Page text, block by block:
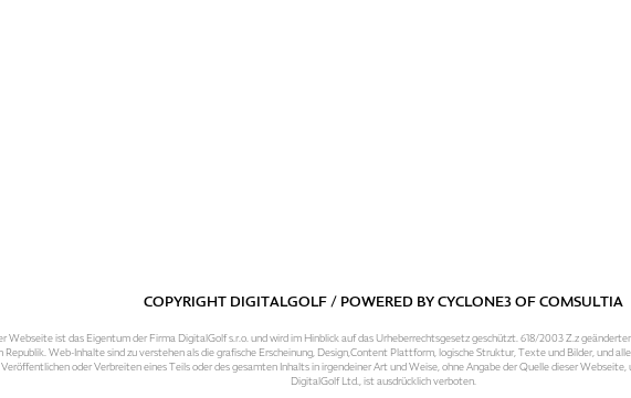
COPYRIGHT DIGITALGOLF / POWERED BYCYCLONE3OFCOMSULTIA
Webseite ist das Eigentum der Firma DigitalGolf s.r.o. und wird im Hinblick auf das Urheberrechtsgesetz geschützt. 618/2003 Z.z
Republik. Web-Inhalte sind zu verstehen als die grafische Erscheinung, Design,Content Plattform, logische Struktur, Texte und Bilder, und
oder Verbreiten eines Teils oder des gesamten Inhalts in irgendeiner Art und Weise, ohne Angabe der Quelle dieser
DigitalGolf Ltd., ist ausdrücklich verboten.